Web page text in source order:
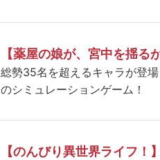
【薬屋の娘が、宮中を揺る
総勢35名を超えるキャラが登
のシミュレーションゲーム！
【のんびり異世界ライフ！】